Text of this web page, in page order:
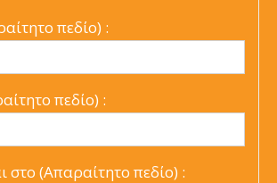
πεδίο) :
πεδίο) :
στο (Απαραίτητο πεδίο) :